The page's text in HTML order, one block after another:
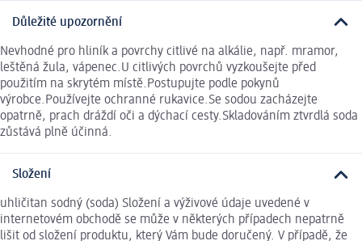
Důležité upozornění
Nevhodné pro hliník a povrchy citlivé na alkálie, např. mramor,
leštěná žula, vápenec.U citlivých povrchů vyzkoušejte před
použitím na skrytém místě.Postupujte podle pokynů
výrobce.Používejte ochranné rukavice.Se sodou zacházejte
opatrně, prach dráždí oči a dýchací cesty.Skladováním ztvrdlá soda
zůstává plně účinná.
Složení
uhličitan sodný (soda) Složení a výživové údaje uvedené v
internetovém obchodě se může v některých případech nepatrně
lišit od složení produktu, který Vám bude doručený. V případě, že